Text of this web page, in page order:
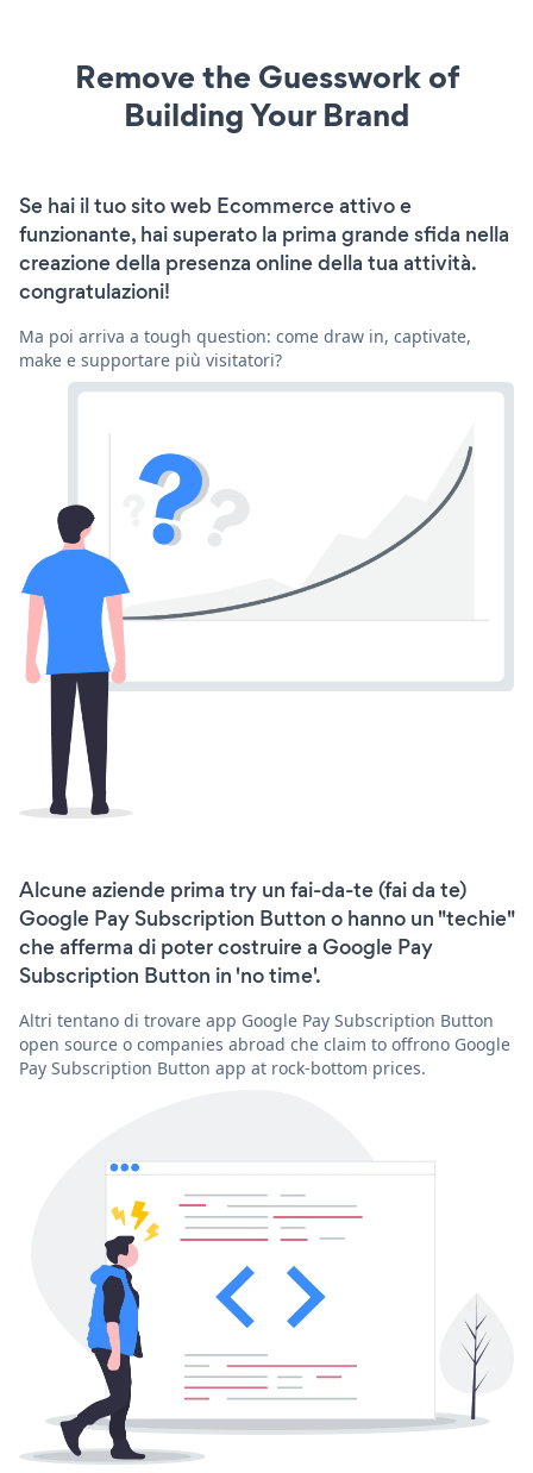
Remove the Guesswork of
Building Your Brand
Se hai il tuo sito web Ecommerce attivo e
funzionante, hai superato la prima grande sfida nella
creazione della presenza online della tua attività.
congratulazioni!
Ma poi arriva a tough question: come draw in, captivate,
make e supportare più visitatori?
Alcune aziende prima try un fai-da-te (fai da te)
Google Pay Subscription Button o hanno un "techie"
che afferma di poter costruire a Google Pay
Subscription Button in 'no time'.
Altri tentano di trovare app Google Pay Subscription Button
open source o companies abroad che claim to offrono Google
Pay Subscription Button app at rock-bottom prices.